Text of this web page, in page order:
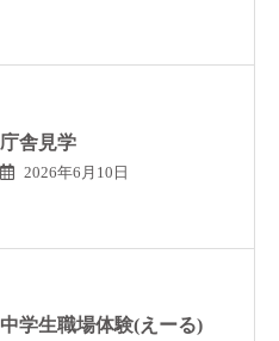
庁舎見学
2026年6月10日
中学生職場体験(えーる)